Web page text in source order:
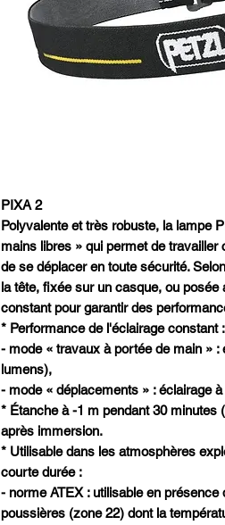
PIXA 2
Polyvalente et très robuste, la lampe
mains libres » qui permet de
de se déplacer en toute sécurité.
la tête, fixée sur un casque, ou
constant pour garantir des
* Performance de l'éclairage constant :
- mode « travaux à portée de main »
lumens),
- mode « déplacements » : éclairage
* Étanche à -1 m pendant 30 minutes
après immersion.
* Utilisable dans les atmosphères
courte durée :
- norme ATEX : utilisable en
poussières (zone 22) dont la